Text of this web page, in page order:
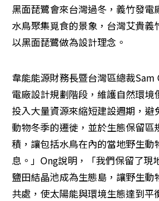
黑面琵鷺會來台灣過冬，義竹發電
水鳥聚集覓食的景象，台灣艾貴義
以黑面琵鷺做為設計理念。
韋能能源財務長暨台灣區總裁
電廠設計規劃階段，維護自然環境
投入大量資源來縮短建設週期，避
動物冬季的遷徙，並於生態保留區
積，讓包括水鳥在內的當地野生動
息。」Ong說明，「我們保留了現
鹽田結晶池成為生態島，讓野生
共處，使太陽能與環境生態達到平